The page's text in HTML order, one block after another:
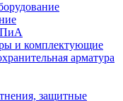
и комплектующие
арматура
защитные